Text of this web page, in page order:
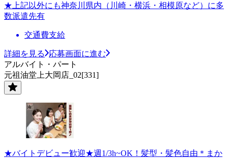
★上記以外にも神奈川県内（川崎・横浜・相模原など）に多
数派遣先有
交通費支給
詳細を見る
応募画面に進む
アルバイト・パート
元祖油堂上大岡店_02[331]
★バイトデビュー歓迎★週1/3h~OK！髪型・髪色自由＊まか